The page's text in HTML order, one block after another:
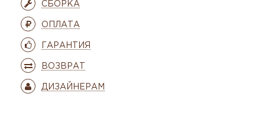
СБОРКА
ОПЛАТА
ГАРАНТИЯ
ВОЗВРАТ
ДИЗАЙНЕРАМ